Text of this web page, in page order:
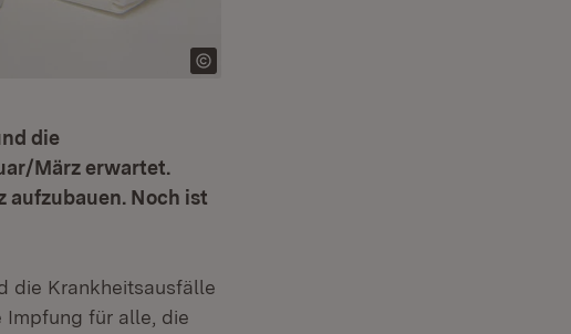
die
März erwartet.
aufzubauen. Noch ist
die Krankheitsausfälle
Impfung für alle, die